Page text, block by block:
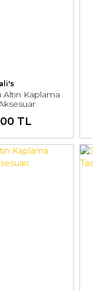
Kaplama
TL